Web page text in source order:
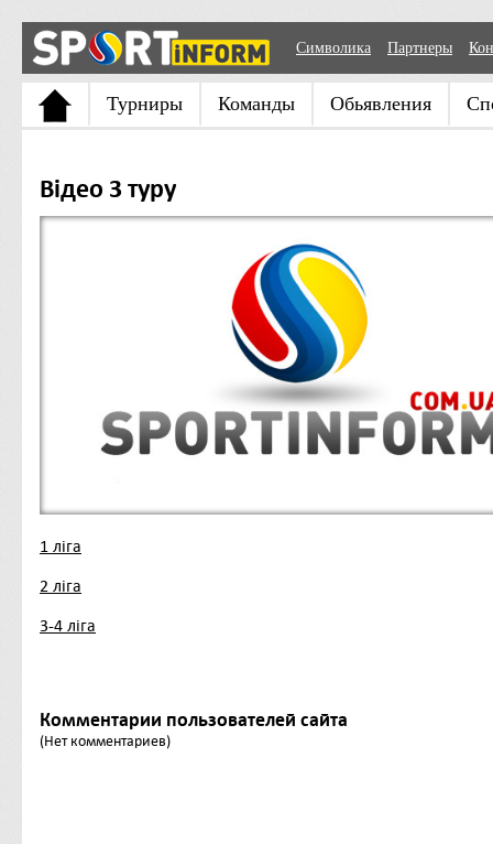
Символика Партнеры
Турниры Команды Обьявления
Відео 3 туру
1 ліга
2 ліга
3-4 ліга
Комментарии пользователей сайта
(Нет комментариев)